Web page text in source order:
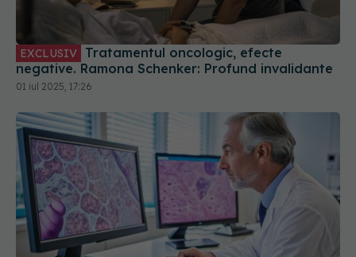
EXCLUSIV
negative. Ramona Schenker: Profund invalidante
01 iul 2025, 17:26